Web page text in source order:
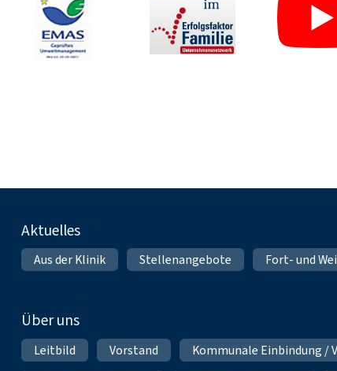
Fußnavigation
Aktuelles
Aus der Klinik Stellenangebote Fort- und
Über uns
Leitbild Vorstand Kommunale Einbindung /